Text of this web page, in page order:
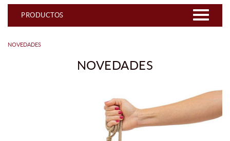
PRODUCTOS
NOVEDADES
NOVEDADES